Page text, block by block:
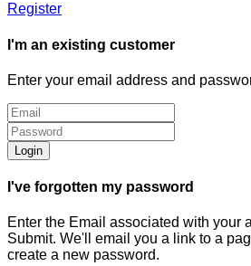
Register
I'm an existing customer
Enter your email address and
Login
I've forgotten my password
Enter the Email associated with your
Submit. We'll email you a link to a
create a new password.